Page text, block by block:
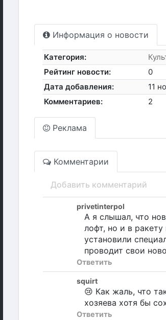
Информация о новости
Категория:
Рейтинг новости:
0
Дата добавления:
11
Комментариев:
2
Реклама
Комментарии
Добавить комментарий
privetinterpol
А я слышал, что
лофт, но и в
установили
проводит свои
Ответить
squirt
😢 Как жаль, что
хозяева хотя бы
Ответить